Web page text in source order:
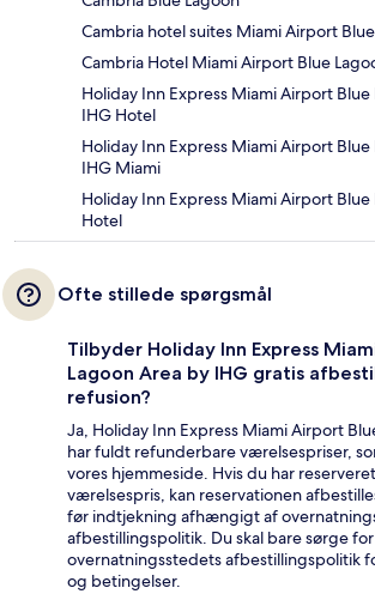
Cambria hotel suites Miami Airport
Cambria Hotel Miami Airport Blue
Holiday Inn Express Miami Airport
IHG Hotel
Holiday Inn Express Miami Airport
IHG Miami
Holiday Inn Express Miami Airport Blue
Hotel
Ofte stillede spørgsmål
Tilbyder Holiday Inn Express
Lagoon Area by IHG gratis
refusion?
Ja, Holiday Inn Express Miami Airport
har fuldt refunderbare værelsespriser,
vores hjemmeside. Hvis du har
værelsespris, kan reservationen
før indtjekning afhængigt af
afbestillingspolitik. Du skal bare sørge
overnatningsstedets afbestillingspolitik
og betingelser.